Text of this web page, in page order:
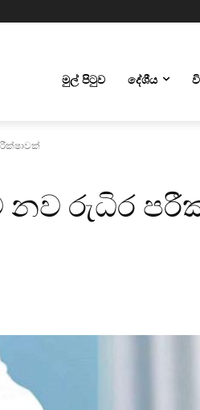
මුල් පිටුව දේශීය
රුධිර